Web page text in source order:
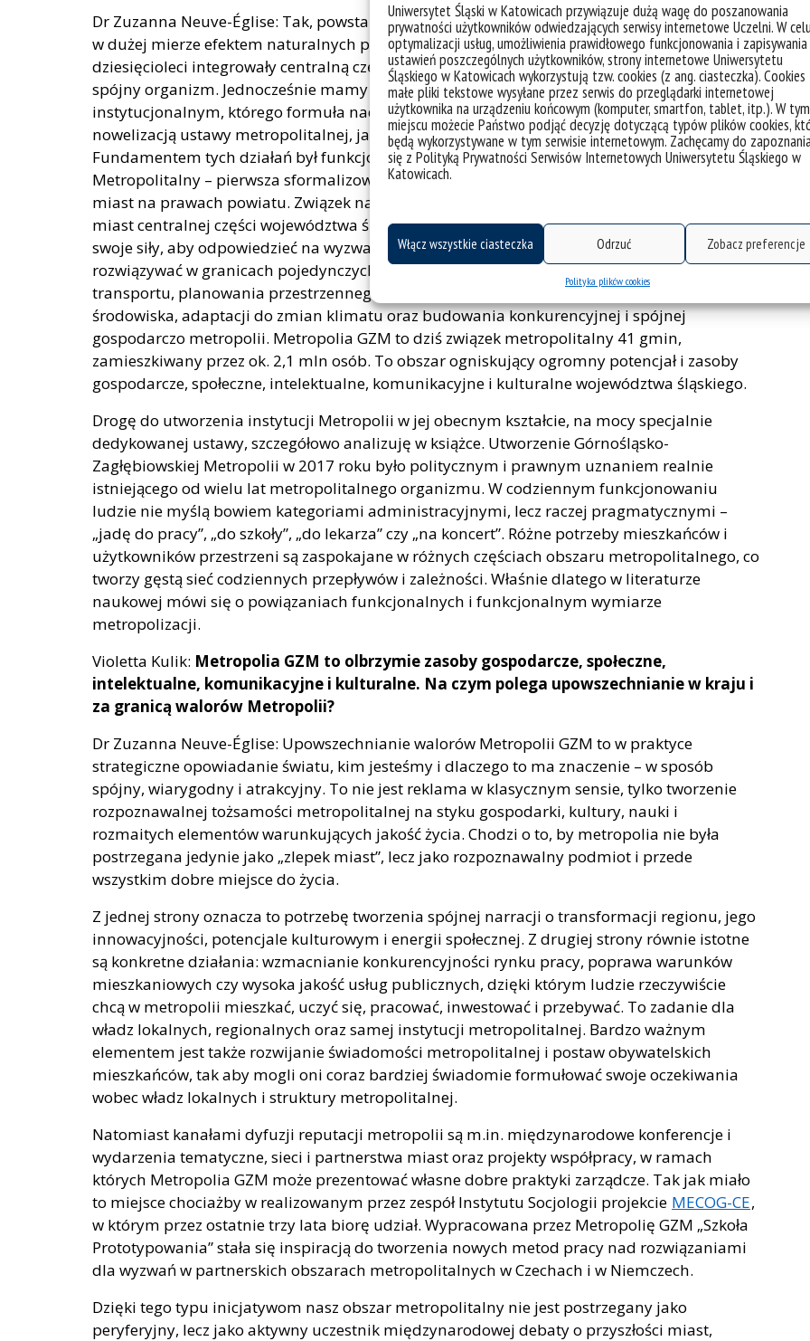
Uniwersytet Śląski w Katowicach przywiązuje dużą wagę do poszanowania
prywatności użytkowników odwiedzających serwisy internetowe Uczelni. W
optymalizacji usług, umożliwienia prawidłowego funkcjonowania i zapisywania
ustawień poszczególnych użytkowników, strony internetowe Uniwersytetu
Śląskiego w Katowicach wykorzystują tzw. cookies (z ang. ciasteczka).
małe pliki tekstowe wysyłane przez serwis do przeglądarki internetowej
użytkownika na urządzeniu końcowym (komputer, smartfon, tablet, itp.). W tym
miejscu możecie Państwo podjąć decyzję dotyczącą typów plików cookies,
będą wykorzystywane w tym serwisie internetowym. Zachęcamy do
się z Polityką Prywatności Serwisów Internetowych Uniwersytetu Śląskiego w
Katowicach.
Włącz wszystkie ciasteczka Odrzuć Zobacz preferencje
Polityka plików cookies
Dr Zuzanna Neuve-Église: Tak, powstanie Górnośląsko-Zagłębiowskiej Metropolii (GZM) było
w dużej mierze efektem naturalnych procesów urbanizacji i metropolizacji, które od
dziesięcioleci integrowały centralną część województwa śląskiego w jeden funkcjonalnie
spójny organizm. Jednocześnie mamy do czynienia ze świadomie kształtowanym projektem
instytucjonalnym, którego formuła nadal ewoluuje, co potwierdzają zarówno prace nad
nowelizacją ustawy metropolitalnej, jak i debata nad koncepcją „jednego miasta”.
Fundamentem tych działań był funkcjonujący od 2007 roku Górnośląski Związek
Metropolitalny – pierwsza sformalizowana struktura współpracy metropolitalnej, łącząca 14
miast na prawach powiatu. Związek narodził się niejako oddolnie, z inicjatywy prezydentów
miast centralnej części województwa śląskiego. Śląskie i zagłębiowskie gminy połączyły więc
swoje siły, aby odpowiedzieć na wyzwania regionu, których nie da się skutecznie
rozwiązywać w granicach pojedynczych gmin – m.in. w zakresie zintegrowanego systemu
transportu, planowania przestrzennego, transformacji poprzemysłowej, ochrony
środowiska, adaptacji do zmian klimatu oraz budowania konkurencyjnej i spójnej
gospodarczo metropolii. Metropolia GZM to dziś związek metropolitalny 41 gmin,
zamieszkiwany przez ok. 2,1 mln osób. To obszar ogniskujący ogromny potencjał i zasoby
gospodarcze, społeczne, intelektualne, komunikacyjne i kulturalne województwa śląskiego.
Drogę do utworzenia instytucji Metropolii w jej obecnym kształcie, na mocy specjalnie
dedykowanej ustawy, szczegółowo analizuję w książce. Utworzenie Górnośląsko-
Zagłębiowskiej Metropolii w 2017 roku było politycznym i prawnym uznaniem realnie
istniejącego od wielu lat metropolitalnego organizmu. W codziennym funkcjonowaniu
ludzie nie myślą bowiem kategoriami administracyjnymi, lecz raczej pragmatycznymi –
„jadę do pracy”, „do szkoły”, „do lekarza” czy „na koncert”. Różne potrzeby mieszkańców i
użytkowników przestrzeni są zaspokajane w różnych częściach obszaru metropolitalnego, co
tworzy gęstą sieć codziennych przepływów i zależności. Właśnie dlatego w literaturze
naukowej mówi się o powiązaniach funkcjonalnych i funkcjonalnym wymiarze
metropolizacji.
Violetta Kulik: Metropolia GZM to olbrzymie zasoby gospodarcze, społeczne,
intelektualne, komunikacyjne i kulturalne. Na czym polega upowszechnianie w kraju i
za granicą walorów Metropolii?
Dr Zuzanna Neuve-Église: Upowszechnianie walorów Metropolii GZM to w praktyce
strategiczne opowiadanie światu, kim jesteśmy i dlaczego to ma znaczenie – w sposób
spójny, wiarygodny i atrakcyjny. To nie jest reklama w klasycznym sensie, tylko tworzenie
rozpoznawalnej tożsamości metropolitalnej na styku gospodarki, kultury, nauki i
rozmaitych elementów warunkujących jakość życia. Chodzi o to, by metropolia nie była
postrzegana jedynie jako „zlepek miast”, lecz jako rozpoznawalny podmiot i przede
wszystkim dobre miejsce do życia.
Z jednej strony oznacza to potrzebę tworzenia spójnej narracji o transformacji regionu, jego
innowacyjności, potencjale kulturowym i energii społecznej. Z drugiej strony równie istotne
są konkretne działania: wzmacnianie konkurencyjności rynku pracy, poprawa warunków
mieszkaniowych czy wysoka jakość usług publicznych, dzięki którym ludzie rzeczywiście
chcą w metropolii mieszkać, uczyć się, pracować, inwestować i przebywać. To zadanie dla
władz lokalnych, regionalnych oraz samej instytucji metropolitalnej. Bardzo ważnym
elementem jest także rozwijanie świadomości metropolitalnej i postaw obywatelskich
mieszkańców, tak aby mogli oni coraz bardziej świadomie formułować swoje oczekiwania
wobec władz lokalnych i struktury metropolitalnej.
Natomiast kanałami dyfuzji reputacji metropolii są m.in. międzynarodowe konferencje i
wydarzenia tematyczne, sieci i partnerstwa miast oraz projekty współpracy, w ramach
których Metropolia GZM może prezentować własne dobre praktyki zarządcze. Tak jak miało
to miejsce chociażby w realizowanym przez zespół Instytutu Socjologii projekcie MECOG-CE,
w którym przez ostatnie trzy lata biorę udział. Wypracowana przez Metropolię GZM „Szkoła
Prototypowania” stała się inspiracją do tworzenia nowych metod pracy nad rozwiązaniami
dla wyzwań w partnerskich obszarach metropolitalnych w Czechach i w Niemczech.
Dzięki tego typu inicjatywom nasz obszar metropolitalny nie jest postrzegany jako
peryferyjny, lecz jako aktywny uczestnik międzynarodowej debaty o przyszłości miast,